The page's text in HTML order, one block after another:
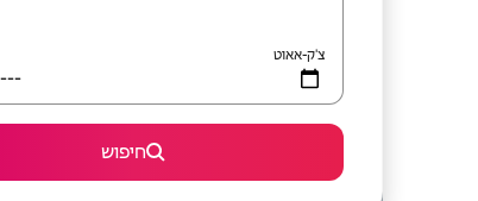
צ'ק-אאוט
חיפוש